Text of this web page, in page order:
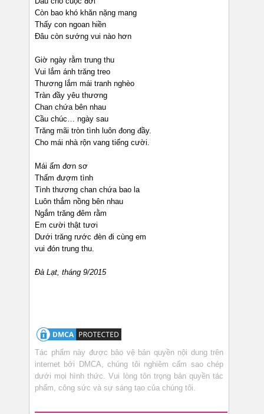
Còn bao khó khăn nặng mang
Thấy con ngoan hiền
Đâu còn sướng vui nào hơn
Giờ ngày rằm trung thu
Vui lắm ánh trăng treo
Thương lắm mái tranh nghèo
Tràn đầy yêu thương
Chan chứa bên nhau
Cầu chúc… ngày sau
Trăng mãi tròn tình luôn đong đầy.
Cho mái nhà rộn vang tiếng cười.
Mái ấm đơn sơ
Thấm đượm tình
Tình thương chan chứa bao la
Luôn thắm nồng bên nhau
Ngắm trăng đêm rằm
Em cười thật tươi
Dưới trăng rước đèn đi cùng em
vui đón trung thu.
Đà Lạt, tháng 9/2015
Tác phẩm này được bảo vệ bản quyền nội dung trên
internet bởi DMCA, chúng tôi nghiêm cấm sao chép
dưới mọi hình thức. Vui lòng tôn trọng bản quyền tác
phẩm, công sức và sự sáng tạo của chúng tôi.